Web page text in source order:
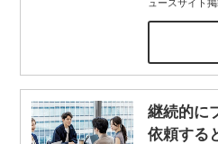
ュースサイト
継続的に
依頼する